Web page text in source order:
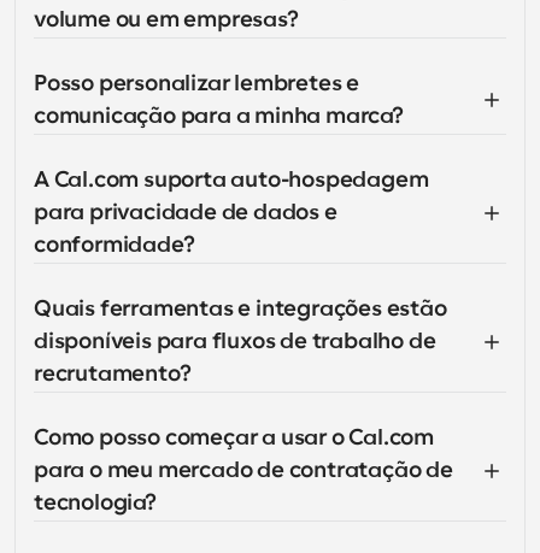
volume ou em empresas?
Posso personalizar lembretes e
comunicação para a minha marca?
A Cal.com suporta auto-hospedagem
para privacidade de dados e
conformidade?
Quais ferramentas e integrações estão
disponíveis para fluxos de trabalho de
recrutamento?
Como posso começar a usar o Cal.com
para o meu mercado de contratação de
tecnologia?